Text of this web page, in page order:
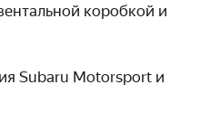
коробкой и
Subaru Motorsport и